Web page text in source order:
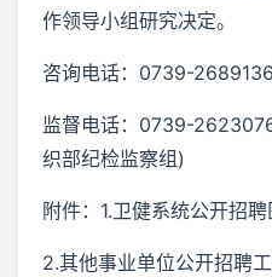
作领导小组研究决定。
咨询电话：0739-
监督电话：0739-
织部纪检监察组)
附件：1.卫健系统公开招
2.其他事业单位公开招聘